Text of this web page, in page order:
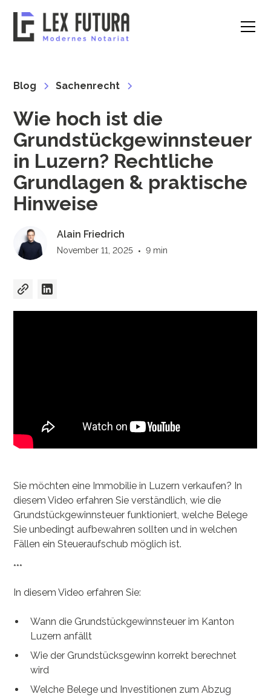
Blog Sachenrecht
Wie hoch ist die
Grundstückgewinnsteuer
in Luzern? Rechtliche
Grundlagen & praktische
Hinweise
Alain Friedrich
November 11, 2025 • 9 min
Sie möchten eine Immobilie in Luzern verkaufen? In
diesem Video erfahren Sie verständlich, wie die
Grundstückgewinnsteuer funktioniert, welche Belege
Sie unbedingt aufbewahren sollten und in welchen
Fällen ein Steueraufschub möglich ist.
***
In diesem Video erfahren Sie:
Wann die Grundstückgewinnsteuer im Kanton
Luzern anfällt
Wie der Grundstücksgewinn korrekt berechnet
wird
Welche Belege und Investitionen zum Abzug